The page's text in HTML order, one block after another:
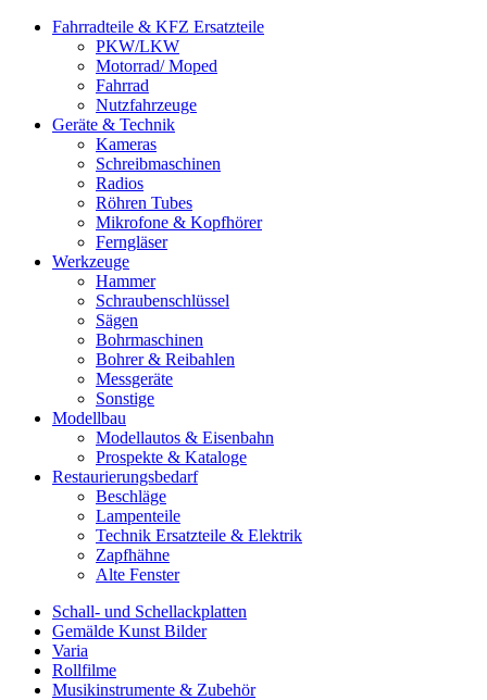
Fahrradteile & KFZ Ersatzteile
PKW/LKW
Motorrad/ Moped
Fahrrad
Nutzfahrzeuge
Geräte & Technik
Kameras
Schreibmaschinen
Radios
Röhren Tubes
Mikrofone & Kopfhörer
Ferngläser
Werkzeuge
Hammer
Schraubenschlüssel
Sägen
Bohrmaschinen
Bohrer & Reibahlen
Messgeräte
Sonstige
Modellbau
Modellautos & Eisenbahn
Prospekte & Kataloge
Restaurierungsbedarf
Beschläge
Lampenteile
Technik Ersatzteile & Elektrik
Zapfhähne
Alte Fenster
Schall- und Schellackplatten
Gemälde Kunst Bilder
Varia
Rollfilme
Musikinstrumente & Zubehör